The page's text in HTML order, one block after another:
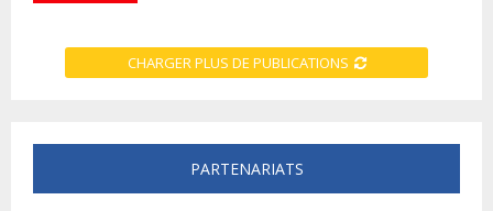
CHARGER PLUS DE PUBLICATIONS
PARTENARIATS